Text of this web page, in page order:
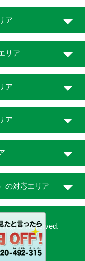
ア
リア
ア
ア
の対応エリア
Reserved.